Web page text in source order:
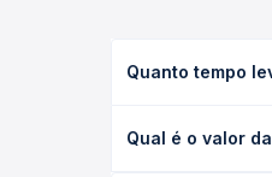
Quanto tempo
(convencional,
Qual é o valor